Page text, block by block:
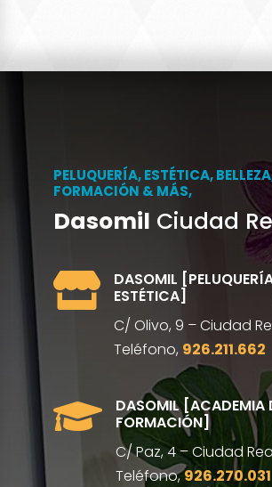
PELUQUERÍA, ESTÉTICA,
FORMACIÓN & MÁS,
Dasomil Ciudad

DASOMIL
ESTÉTICA]
C/ Olivo, 9 – Ciudad
Teléfono, 926.211.662

DASOMIL [ACADEMIA
FORMACIÓN]
C/ Paz, 4 – Ciudad
Teléfono,926.270.031